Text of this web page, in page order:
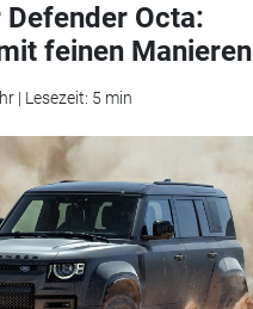
Defender Octa:
feinen Manieren
| Lesezeit: 5 min